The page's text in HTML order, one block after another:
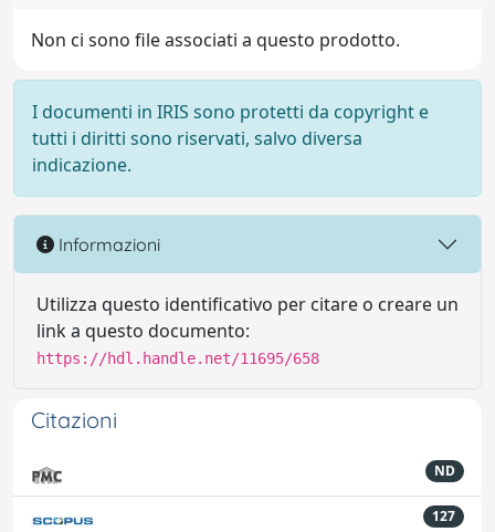
Non ci sono file associati a questo prodotto.
I documenti in IRIS sono protetti da copyright e
tutti i diritti sono riservati, salvo diversa
indicazione.
Informazioni
Utilizza questo identificativo per citare o creare un
link a questo documento:
https://hdl.handle.net/11695/658
Citazioni
ND
127